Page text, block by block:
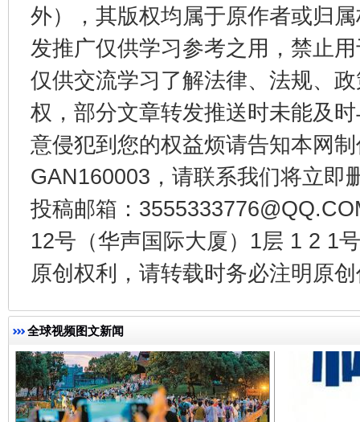
外），其版权均属于原作者或归
发推广仅供学习参考之用，禁止
仅供交流学习了解法律、法规、
权，部分文章转发推送时未能及
意侵犯到您的权益烦请告知本网
GAN160003，请联系我们将立即
投稿邮箱：
12号（华声国际大厦）1层 1 2 1
原创权利，请转载时务必注明原
全球视频图文新闻
东山县通报“牛蛙产品抗生素超标问题” 法
千年窑火 生生不息 一